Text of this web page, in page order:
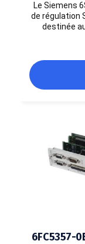
Le Siemens
de régulation
destinée
6FC5357-